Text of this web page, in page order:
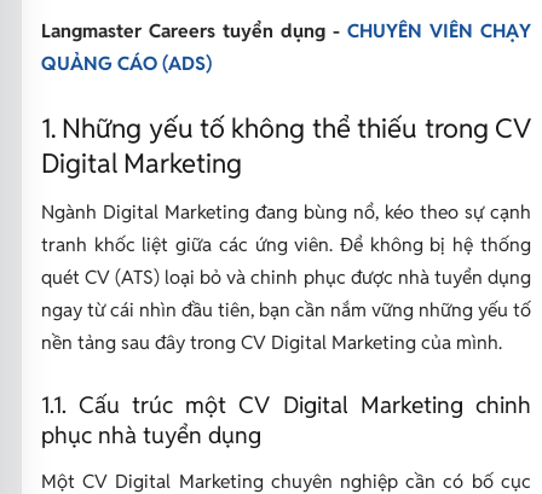
Langmaster Careers tuyển dụng - CHUYÊN VIÊN CHẠY
QUẢNG CÁO (ADS)
1. Những yếu tố không thể thiếu trong CV
Digital Marketing
Ngành Digital Marketing đang bùng nổ, kéo theo sự cạnh
tranh khốc liệt giữa các ứng viên. Để không bị hệ thống
quét CV (ATS) loại bỏ và chinh phục được nhà tuyển dụng
ngay từ cái nhìn đầu tiên, bạn cần nắm vững những yếu tố
nền tảng sau đây trong CV Digital Marketing của mình.
1.1. Cấu trúc một CV Digital Marketing chinh
phục nhà tuyển dụng
Một CV Digital Marketing chuyên nghiệp cần có bố cục